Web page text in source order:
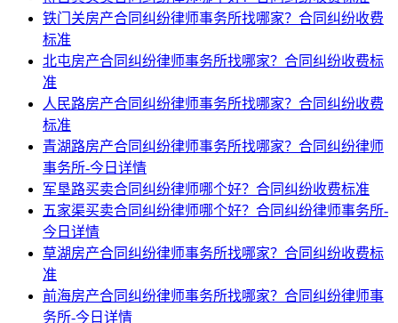
铁门关房产合同纠纷律师事务所找哪家？合同纠纷收费
标准
北屯房产合同纠纷律师事务所找哪家？合同纠纷收费标
准
人民路房产合同纠纷律师事务所找哪家？合同纠纷收费
标准
青湖路房产合同纠纷律师事务所找哪家？合同纠纷律师
事务所-今日详情
军垦路买卖合同纠纷律师哪个好？合同纠纷收费标准
五家渠买卖合同纠纷律师哪个好？合同纠纷律师事务所-
今日详情
草湖房产合同纠纷律师事务所找哪家？合同纠纷收费标
准
前海房产合同纠纷律师事务所找哪家？合同纠纷律师事
务所-今日详情